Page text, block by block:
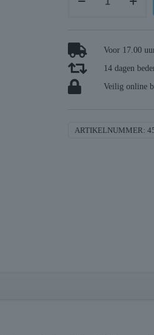
Voor 17.00
14 dagen
Veilig online
ARTIKELNUMMER: